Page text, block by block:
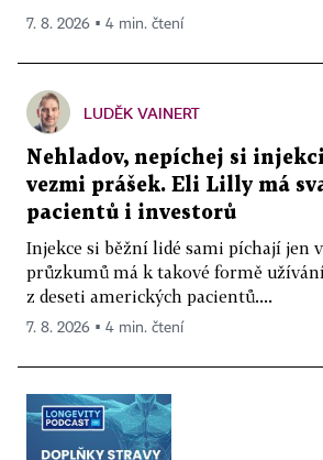
7. 8. 2026 ▪ 4 min. čtení
LUDĚK VAINERT
Nehladov, nepíchej si
vezmi prášek. Eli Lilly má
pacientů i investorů
Injekce si běžní lidé sami píchají jen
průzkumů má k takové formě
z deseti amerických pacientů....
7. 8. 2026 ▪ 4 min. čtení